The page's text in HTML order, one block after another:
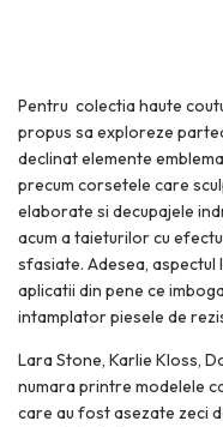
Pentru colectia haute
propus sa exploreze
declinat elemente
precum corsetele care
elaborate si decupajele
acum a taieturilor cu
sfasiate. Adesea,
aplicatii din pene ce
intamplator piesele de
Lara Stone, Karlie Kloss,
numara printre modelele
care au fost asezate zeci